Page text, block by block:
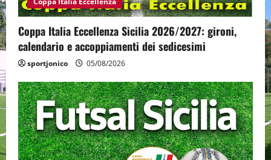
Coppa Italia Eccellenza Sicilia 2026/2027: gironi,
calendario e accoppiamenti dei sedicesimi
sportjonico 05/08/2026